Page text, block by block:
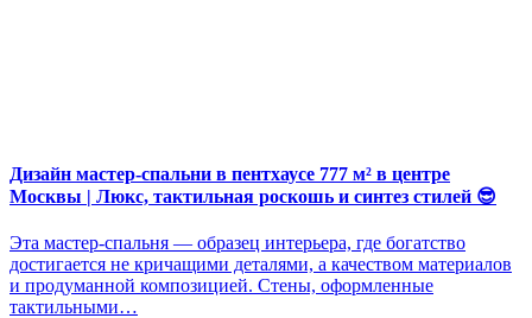
Дизайн мастер-спальни в пентхаусе 777 м² в центре
Москвы | Люкс, тактильная роскошь и синтез стилей 😎
Эта мастер-спальня — образец интерьера, где богатство
достигается не кричащими деталями, а качеством материалов
и продуманной композицией. Стены, оформленные
тактильными…